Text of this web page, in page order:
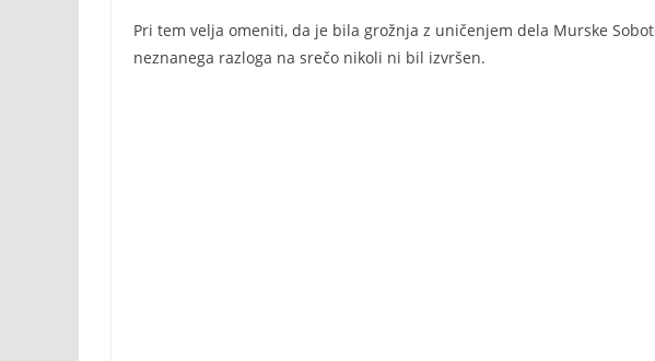
Pri tem velja omeniti, da je bila grožnja z uničenjem dela Murske
neznanega razloga na srečo nikoli ni bil izvršen.